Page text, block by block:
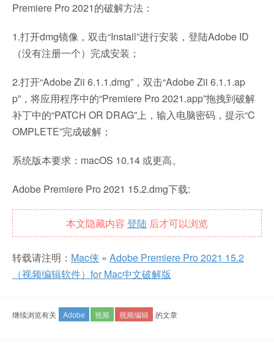
Premiere Pro 2021的破解方法：
1.打开dmg镜像，双击“Install”进行安装，登陆Adobe ID
（没有注册一个）完成安装；
2.打开“Adobe Zii 6.1.1.dmg”，双击“Adobe Zii 6.1.1.ap
p”，将应用程序中的“Premiere Pro 2021.app”拖拽到破解
补丁中的“PATCH OR DRAG”上，输入电脑密码，提示“C
OMPLETE”完成破解；
系统版本要求：macOS 10.14 或更高。
Adobe Premiere Pro 2021 15.2.dmg下载:
本文隐藏内容 登陆 后才可以浏览
转载请注明： Mac侠 » Adobe Premiere Pro 2021 15.2
（视频编辑软件）for Mac中文破解版
继续浏览有关 Adobe 视频 视频编辑 的文章